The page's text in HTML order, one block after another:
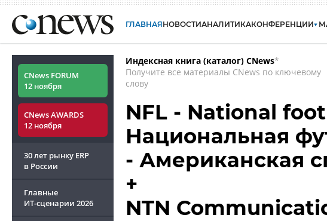
ГЛАВНАЯНОВОСТИАНАЛИТИКАКОНФЕРЕНЦИИ
CNews FORUM
12 ноября
CNews AWARDS
12 ноября
30 лет рынку ERP
в России
Главные
ИТ-сценарии 2026
Индексная книга (каталог) CNews*
Получите все материалы CNews по ключевому
слову
NFL - National
Национальная
- Американская
+
NTN